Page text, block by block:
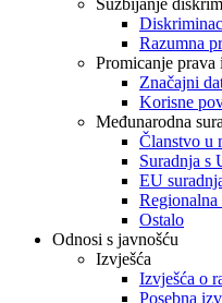
Suzbijanje
Razumna
Promicanje prava
Značajni
Korisne
Međunarodna
Članstvo u
Suradnja s
EU
Regionalna
Ostalo
Odnosi s javnošću
Izvješća
Izvješća o
Posebna